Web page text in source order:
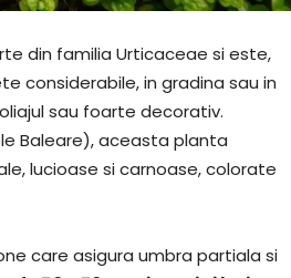
din familia Urticaceae si este,
considerabile, in gradina sau in
sau foarte decorativ.
Baleare), aceasta planta
lucioase si carnoase, colorate
care asigura umbra partiala si